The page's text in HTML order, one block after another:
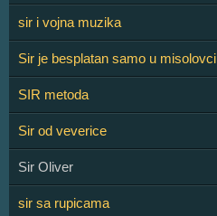
sir i vojna muzika
Sir je besplatan samo u misolovci
SIR metoda
Sir od veverice
Sir Oliver
sir sa rupicama